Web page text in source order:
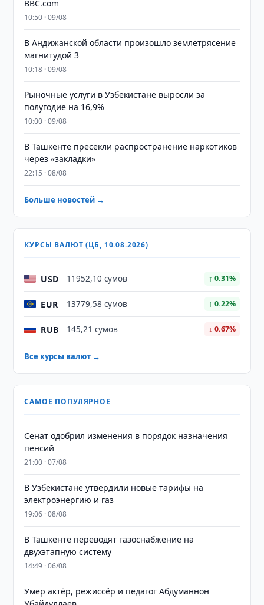
BBC.com
10:50 · 09/08
В Андижанской области произошло землетрясение
магнитудой 3
10:18 · 09/08
Рыночные услуги в Узбекистане выросли за
полугодие на 16,9%
10:00 · 09/08
В Ташкенте пресекли распространение наркотиков
через «закладки»
22:15 · 08/08
Больше новостей →
КУРСЫ ВАЛЮТ (ЦБ, 10.08.2026)
USD 11952,10 сумов ↑ 0.31%
EUR 13779,58 сумов ↑ 0.22%
RUB 145,21 сумов ↓ 0.67%
Все курсы валют →
САМОЕ ПОПУЛЯРНОЕ
Сенат одобрил изменения в порядок назначения
пенсий
21:00 · 07/08
В Узбекистане утвердили новые тарифы на
электроэнергию и газ
19:06 · 08/08
В Ташкенте переводят газоснабжение на
двухэтапную систему
14:49 · 06/08
Умер актёр, режиссёр и педагог Абдуманнон